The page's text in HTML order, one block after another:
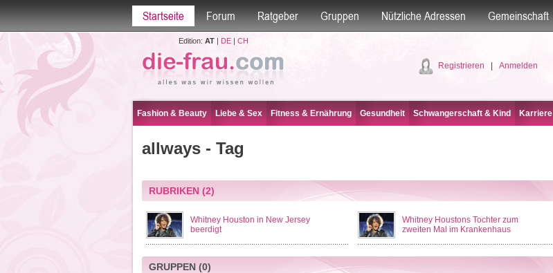
Startseite Forum Ratgeber Gruppen Nützliche Adressen Gemeinschaft
Edition: AT| DE| CH
Registrieren Anmelden
Fashion & Beauty Liebe & Sex Fitness & Ernährung Gesundheit Schwangerschaft & Kind Karriere
allways - Tag
RUBRIKEN(2)
Whitney Houston in New Jersey
beerdigt
Whitney Houstons Tochter zum
zweiten Mal im Krankenhaus
GRUPPEN(0)